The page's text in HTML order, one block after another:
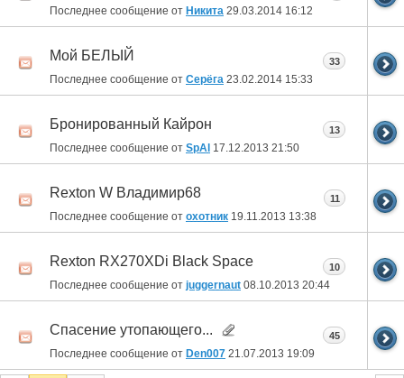
Последнее сообщение от Никита 29.03.2014 16:12
Мой БЕЛЫЙ
Последнее сообщение от Серёга 23.02.2014 15:33
33
Бронированный Кайрон
Последнее сообщение от SpAl 17.12.2013 21:50
13
Rexton W Владимир68
Последнее сообщение от охотник 19.11.2013 13:38
11
Rexton RX270XDi Black Space
Последнее сообщение от juggernaut 08.10.2013 20:44
10
Спасение утопающего...
Последнее сообщение от Den007 21.07.2013 19:09
45